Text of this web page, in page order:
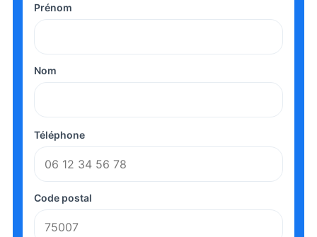
Prénom
Nom
Téléphone
Code postal